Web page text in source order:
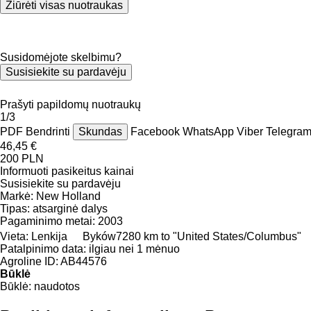
Žiūrėti visas nuotraukas
Susidomėjote skelbimu?
Susisiekite su pardavėju
Prašyti papildomų nuotraukų
1/3
PDF Bendrinti Skundas Facebook WhatsApp Viber Telegram
46,45 €
200 PLN
Informuoti pasikeitus kainai
Susisiekite su pardavėju
Markė: New Holland
Tipas: atsarginė dalys
Pagaminimo metai: 2003
Vieta: Lenkija Byków7280 km to "United States/Columbus"
Patalpinimo data: ilgiau nei 1 mėnuo
Agroline ID: AB44576
Būklė
Būklė: naudotos